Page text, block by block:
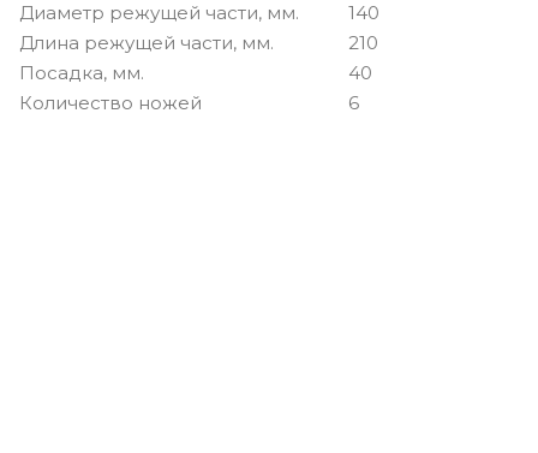
Диаметр режущей части, мм.
140
Длина режущей части, мм.
210
Посадка, мм.
40
Количество ножей
6